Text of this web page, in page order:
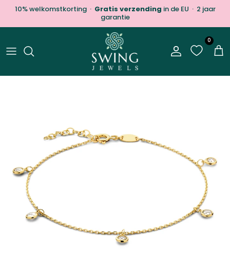
Ga naar inhoud
10% welkomstkorting · Gratis verzending in de EU · 2 jaar
garantie
Account
0